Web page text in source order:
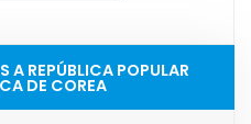
REPÚBLICA POPULAR
DE COREA